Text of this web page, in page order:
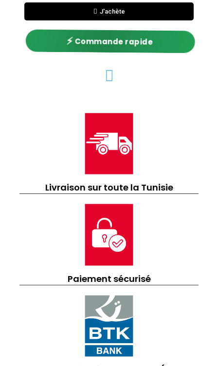
J'achète
⚡Commande rapide
Livraison sur toute la Tunisie
Paiement sécurisé